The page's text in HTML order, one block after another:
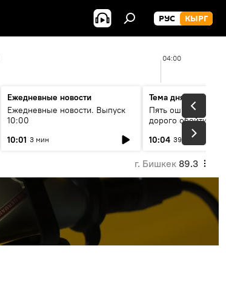
РУС КЫРГ
04:00
Ежедневные новости
Ежедневные новости. Выпуск
10:00
10:01 3 мин
Тема дня
Пять ошибок
дорого обойтись
10:04 39 мин
г. Бишкек 89.3